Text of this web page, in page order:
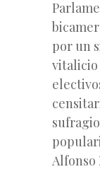
por un
vitalicio
Alfonso